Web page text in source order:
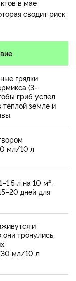
в мае
сводит риск
грядки
(3-
гриб успел
тёплой земле и
мл/10 л
л на 10 м²,
дней для
и
они тронулись
мл/10 л